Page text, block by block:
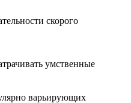
скорого
умственные
варьирующих